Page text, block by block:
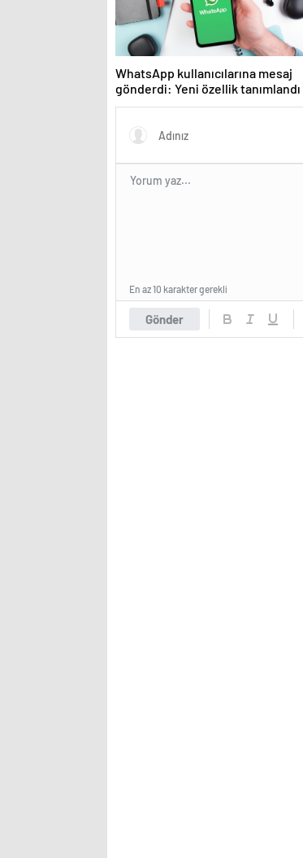
WhatsApp kullanıcılarına mesaj
gönderdi: Yeni özellik tanımlandı
Gönder
En az 10 karakter gerekli